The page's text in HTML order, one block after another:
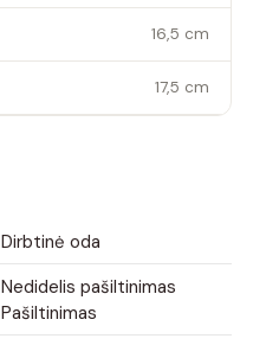
16,5 cm
17,5 cm
Dirbtinė oda
Nedidelis pašiltinimas
Pašiltinimas